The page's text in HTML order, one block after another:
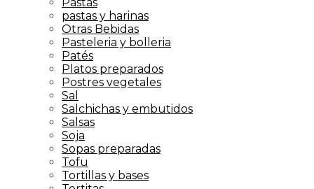
pastas y harinas
Otras Bebidas
Pasteleria y bolleria
Patés
Platos preparados
Postres vegetales
Sal
Salchichas y embutidos
Salsas
Soja
Sopas preparadas
Tofu
Tortillas y bases